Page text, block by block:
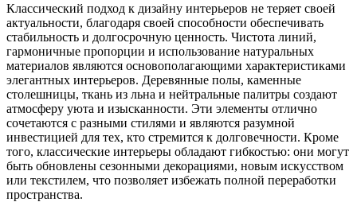
Классический подход к дизайну интерьеров не теряет своей
актуальности, благодаря своей способности обеспечивать
стабильность и долгосрочную ценность. Чистота линий,
гармоничные пропорции и использование натуральных
материалов являются основополагающими характеристиками
элегантных интерьеров. Деревянные полы, каменные
столешницы, ткань из льна и нейтральные палитры создают
атмосферу уюта и изысканности. Эти элементы отлично
сочетаются с разными стилями и являются разумной
инвестицией для тех, кто стремится к долговечности. Кроме
того, классические интерьеры обладают гибкостью: они могут
быть обновлены сезонными декорациями, новым искусством
или текстилем, что позволяет избежать полной переработки
пространства.